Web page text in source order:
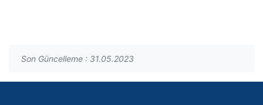
Son Güncelleme : 31.05.2023